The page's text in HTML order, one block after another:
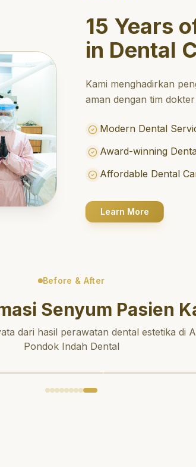
15 Years
in Dental
Kami menghadirkan
aman dengan tim
Modern Dental
Award-winning
Affordable Dental
Learn More
Before & After
Senyum Pasien
dari hasil perawatan dental estetika di
Pondok Indah Dental